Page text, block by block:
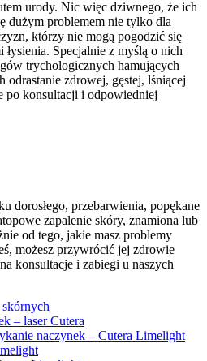
urody. Nic więc dziwnego, że ich
dużym problemem nie tylko dla
którzy nie mogą pogodzić się
Specjalnie z myślą o nich
trychologicznych hamujących
odrastanie zdrowej, gęstej, lśniącej
po konsultacji i odpowiedniej
dorosłego, przebarwienia, popękane
zapalenie skóry, znamiona lub
od tego, jakie masz problemy
możesz przywrócić jej zdrowie
konsultacje i zabiegi u naszych
– laser Cutera
naczynek – Cutera Limelight